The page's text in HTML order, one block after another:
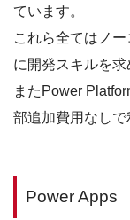
ています。
これら全てはノ
に開発スキルを求
またPower
部追加費用なしで
Power Apps